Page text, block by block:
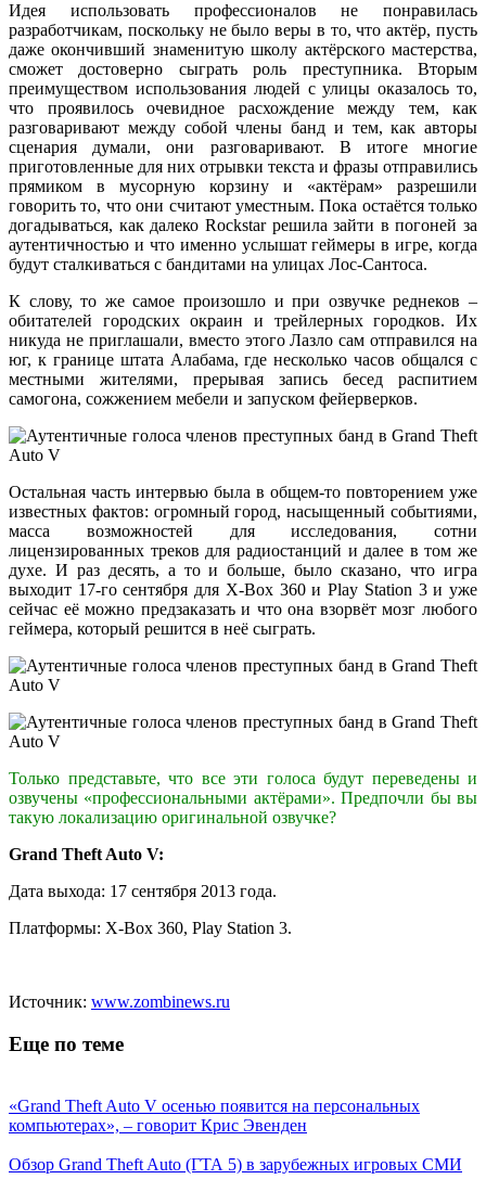
Идея использовать профессионалов не понравилась
разработчикам, поскольку не было веры в то, что актёр, пусть
даже окончивший знаменитую школу актёрского мастерства,
сможет достоверно сыграть роль преступника. Вторым
преимуществом использования людей с улицы оказалось то,
что проявилось очевидное расхождение между тем, как
разговаривают между собой члены банд и тем, как авторы
сценария думали, они разговаривают. В итоге многие
приготовленные для них отрывки текста и фразы отправились
прямиком в мусорную корзину и «актёрам» разрешили
говорить то, что они считают уместным. Пока остаётся только
догадываться, как далеко Rockstar решила зайти в погоней за
аутентичностью и что именно услышат геймеры в игре, когда
будут сталкиваться с бандитами на улицах Лос-Сантоса.
К слову, то же самое произошло и при озвучке реднеков –
обитателей городских окраин и трейлерных городков. Их
никуда не приглашали, вместо этого Лазло сам отправился на
юг, к границе штата Алабама, где несколько часов общался с
местными жителями, прерывая запись бесед распитием
самогона, сожжением мебели и запуском фейерверков.
Остальная часть интервью была в общем-то повторением уже
известных фактов: огромный город, насыщенный событиями,
масса возможностей для исследования, сотни
лицензированных треков для радиостанций и далее в том же
духе. И раз десять, а то и больше, было сказано, что игра
выходит 17-го сентября для X-Box 360 и Play Station 3 и уже
сейчас её можно предзаказать и что она взорвёт мозг любого
геймера, который решится в неё сыграть.
Только представьте, что все эти голоса будут переведены и
озвучены «профессиональными актёрами». Предпочли бы вы
такую локализацию оригинальной озвучке?
Grand Theft Auto V:
Дата выхода: 17 сентября 2013 года.
Платформы: X-Box 360, Play Station 3.
Источник: www.zombinews.ru
Еще по теме
«Grand Theft Auto V осенью появится на персональных
компьютерах», – говорит Крис Эвенден
Обзор Grand Theft Auto (ГТА 5) в зарубежных игровых СМИ